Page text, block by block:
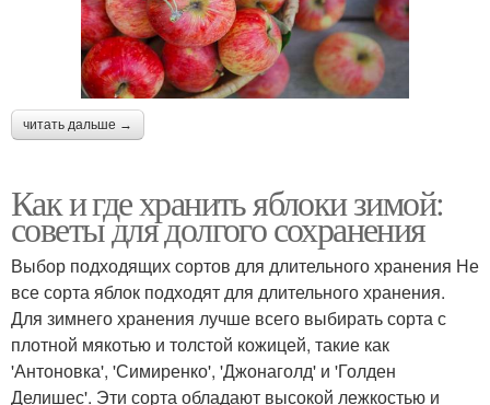
читать дальше →
Как и где хранить яблоки зимой:
советы для долгого сохранения
Выбор подходящих сортов для длительного хранения Не
все сорта яблок подходят для длительного хранения.
Для зимнего хранения лучше всего выбирать сорта с
плотной мякотью и толстой кожицей, такие как
'Антоновка', 'Симиренко', 'Джонаголд' и 'Голден
Делишес'. Эти сорта обладают высокой лежкостью и